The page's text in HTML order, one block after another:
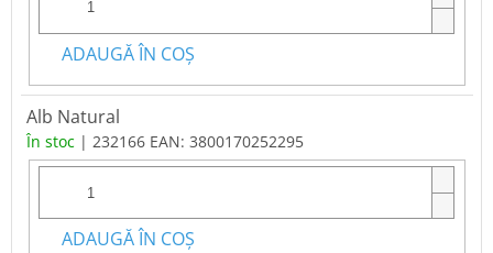
ADAUGĂ ÎN COŞ
Alb Natural
În stoc | 232166 EAN: 3800170252295
ADAUGĂ ÎN COŞ